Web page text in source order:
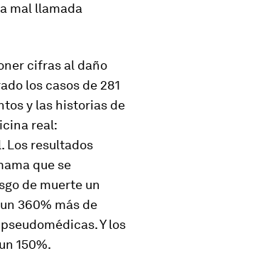
mal llamada
cifras al daño
los casos de 281
y las historias de
real:
Los resultados
que se
de muerte un
360% más de
Y los
150%.